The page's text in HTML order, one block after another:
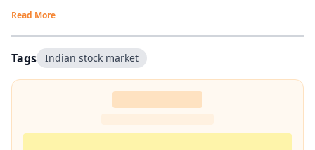
Read More
Tags Indian stock market